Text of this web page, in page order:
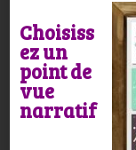
Choisiss
ez un
point de
vue
narratif